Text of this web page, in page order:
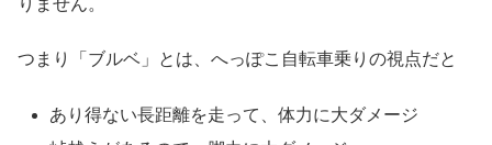
つまり「ブルベ」とは、へっぽこ自転車乗りの視点だと
あり得ない長距離を走って、体力に大ダメージ